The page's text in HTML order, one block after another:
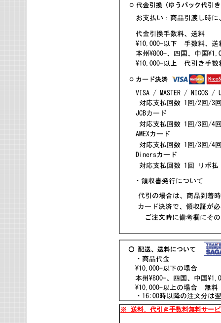
※ 送料、代引き手数料無料サー